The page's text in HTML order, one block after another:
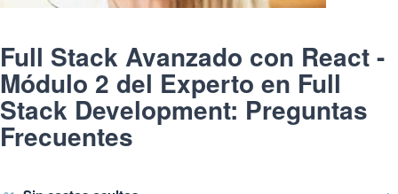
Full Stack Avanzado con React -
Módulo 2 del Experto en Full
Stack Development: Preguntas
Frecuentes